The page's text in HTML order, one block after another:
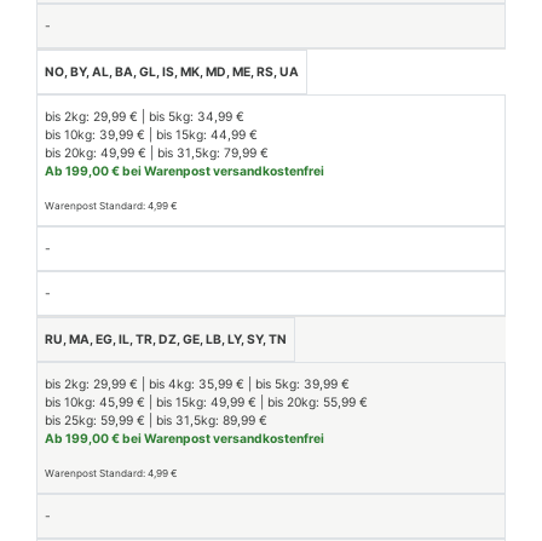
-
NO, BY, AL, BA, GL, IS, MK, MD, ME, RS, UA
bis 2kg: 29,99 € | bis 5kg: 34,99 €
bis 10kg: 39,99 € | bis 15kg: 44,99 €
bis 20kg: 49,99 € | bis 31,5kg: 79,99 €
Ab 199,00 € bei Warenpost versandkostenfrei
Warenpost Standard: 4,99 €
-
-
RU, MA, EG, IL, TR, DZ, GE, LB, LY, SY, TN
bis 2kg: 29,99 € | bis 4kg: 35,99 € | bis 5kg: 39,99 €
bis 10kg: 45,99 € | bis 15kg: 49,99 € | bis 20kg: 55,99 €
bis 25kg: 59,99 € | bis 31,5kg: 89,99 €
Ab 199,00 € bei Warenpost versandkostenfrei
Warenpost Standard: 4,99 €
-